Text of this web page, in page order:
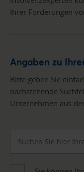
Ihrer Forderungen
Angaben zu
Bitte geben Sie
nachstehende
Unternehmen aus